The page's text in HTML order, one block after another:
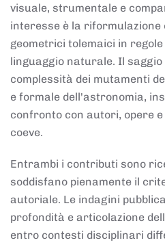
visuale, strumentale e
interesse è la riformulazione
geometrici tolemaici in
linguaggio naturale. Il saggio
complessità dei mutamenti
e formale dell'astronomia,
confronto con autori, opere
coeve.
Entrambi i contributi sono
soddisfano pienamente il
autoriale. Le indagini
profondità e articolazione
entro contesti disciplinari